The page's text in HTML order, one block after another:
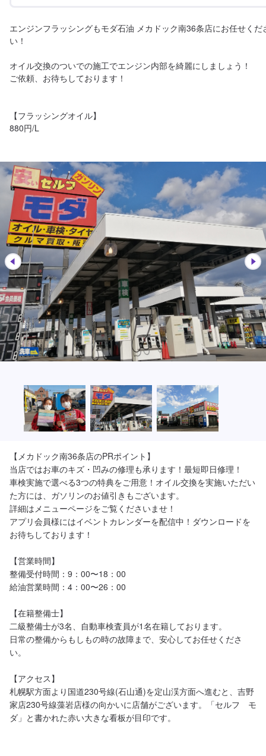
エンジンフラッシングもモダ石油 メカドック南36条店にお任せくだ
い！
オイル交換のついでの施工でエンジン内部を綺麗にしましょう！
ご依頼、お待ちしております！
【フラッシングオイル】
880円/L
【メカドック南36条店のPRポイント】
当店ではお車のキズ・凹みの修理も承ります！最短即日修理！
車検実施で選べる3つの特典をご用意！オイル交換を実施いただい
た方には、ガソリンのお値引きもございます。
詳細はメニューページをご覧くださいませ！
アプリ会員様にはイベントカレンダーを配信中！ダウンロードを
お待ちしております！
【営業時間】
整備受付時間：9：00〜18：00
給油営業時間：4：00〜26：00
【在籍整備士】
二級整備士が3名、自動車検査員が1名在籍しております。
日常の整備からもしもの時の故障まで、安心してお任せくださ
い。
【アクセス】
札幌駅方面より国道230号線(石山通)を定山渓方面へ進むと、吉野
家店230号線藻岩店様の向かいに店舗がございます。「セルフ　モ
ダ」と書かれた赤い大きな看板が目印です。